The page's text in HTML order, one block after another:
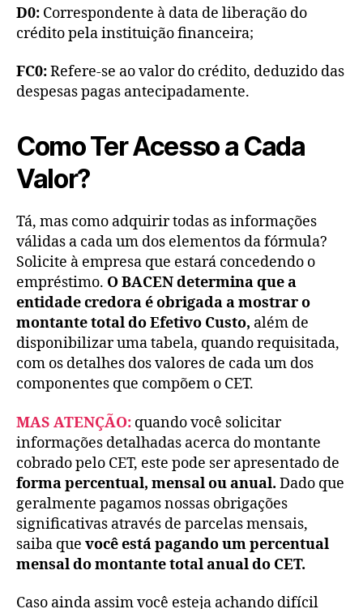
D0: Correspondente à data de liberação do
crédito pela instituição financeira;
FC0:Refere-se ao valor do crédito, deduzido das
despesas pagas antecipadamente.
Como Ter Acesso a Cada
Valor?
Tá, mas como adquirir todas as informações
válidas a cada um dos elementos da fórmula?
Solicite à empresa que estará concedendo o
empréstimo. O BACEN determina que a
entidade credora é obrigada a mostrar o
montante total do Efetivo Custo, além de
disponibilizar uma tabela, quando requisitada,
com os detalhes dos valores de cada um dos
componentes que compõem o CET.
MAS ATENÇÃO: quando você solicitar
informações detalhadas acerca do montante
cobrado pelo CET, este pode ser apresentado de
forma percentual, mensal ou anual. Dado que
geralmente pagamos nossas obrigações
significativas através de parcelas mensais,
saiba que você está pagando um percentual
mensal do montante total anual do CET.
Caso ainda assim você esteja achando difícil